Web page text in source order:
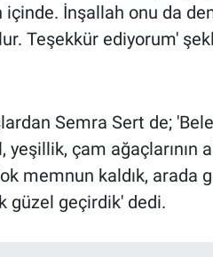
İnşallah onu da
Teşekkür ediyorum'
Semra Sert de;
yeşillik, çam ağaçlarının
memnun kaldık, arada
güzel geçirdik' dedi.